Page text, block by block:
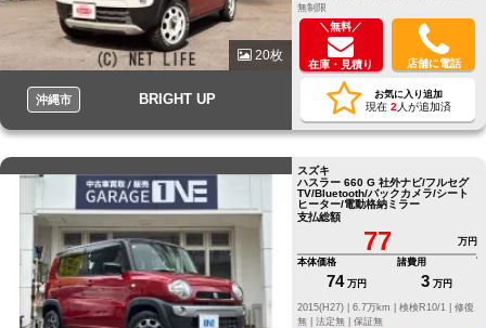
20枚
沖縄市 BRIGHT UP
無制限
＼無料／
在庫・見積り 店舗に電話
お気に入り追加
現在 2 人が追加済
スズキ
ハスラー 660 G 社外ナビ/フルセグ
TV/Bluetooth/バックカメラ/シート
ヒーター/電動格納ミラー
支払総額
77
万円
本体価格
74 万円
諸費用
3 万円
修復
無 | 法定無 | 保証無